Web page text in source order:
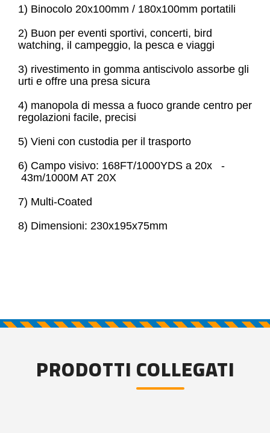
1) Binocolo 20x100mm / 180x100mm portatili
2) Buon per eventi sportivi, concerti, bird
watching, il campeggio, la pesca e viaggi
3) rivestimento in gomma antiscivolo assorbe gli
urti e offre una presa sicura
4) manopola di messa a fuoco grande centro per
regolazioni facile, precisi
5) Vieni con custodia per il trasporto
6) Campo visivo: 168FT/1000YDS a 20x -
43m/1000M AT 20X
7) Multi-Coated
8) Dimensioni: 230x195x75mm
PRODOTTI COLLEGATI